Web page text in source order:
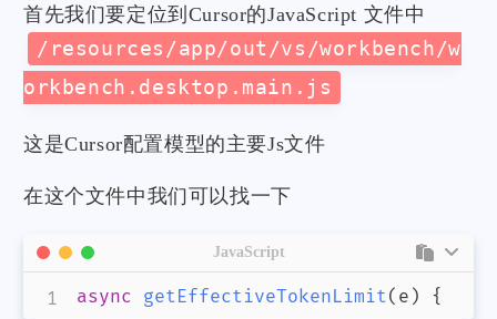
首先我们要定位到Cursor的JavaScript 文件中
/resources/app/out/vs/workbench/w
orkbench.desktop.main.js
这是Cursor配置模型的主要Js文件
在这个文件中我们可以找一下
async getEffectiveTokenLimit( e ) {
JavaScript